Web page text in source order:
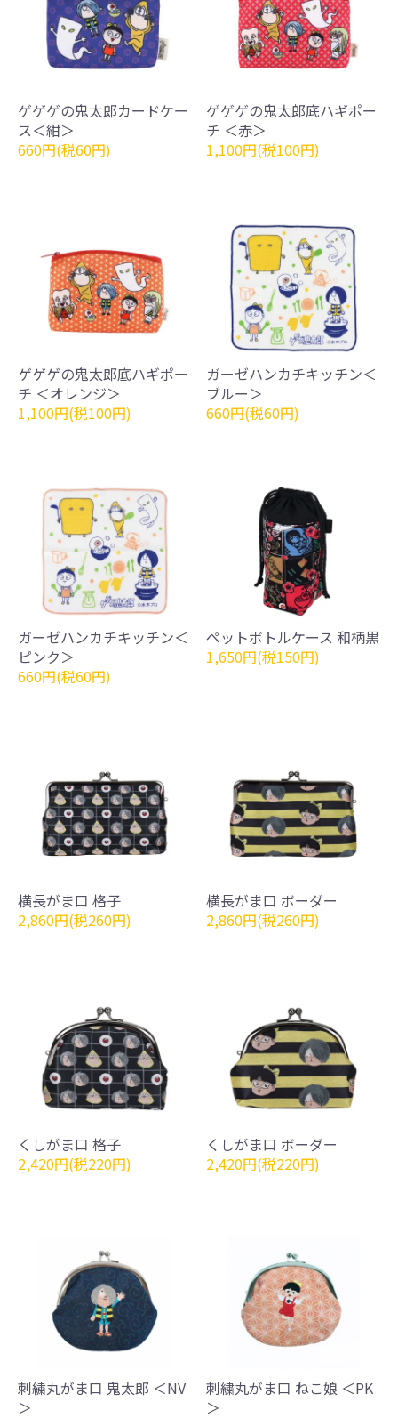
ゲゲゲの鬼太郎カードケー
ス＜紺＞
660円(税60円)
ゲゲゲの鬼太郎底ハギポー
チ ＜赤＞
1,100円(税100円)
ゲゲゲの鬼太郎底ハギポー
チ ＜オレンジ＞
1,100円(税100円)
ガーゼハンカチキッチン＜
ブルー＞
660円(税60円)
ガーゼハンカチキッチン＜
ピンク＞
660円(税60円)
ペットボトルケース 和柄黒
1,650円(税150円)
横長がま口 格子
2,860円(税260円)
横長がま口 ボーダー
2,860円(税260円)
くしがま口 格子
2,420円(税220円)
くしがま口 ボーダー
2,420円(税220円)
刺繍丸がま口 鬼太郎 ＜NV
＞
刺繍丸がま口 ねこ娘 ＜PK
＞